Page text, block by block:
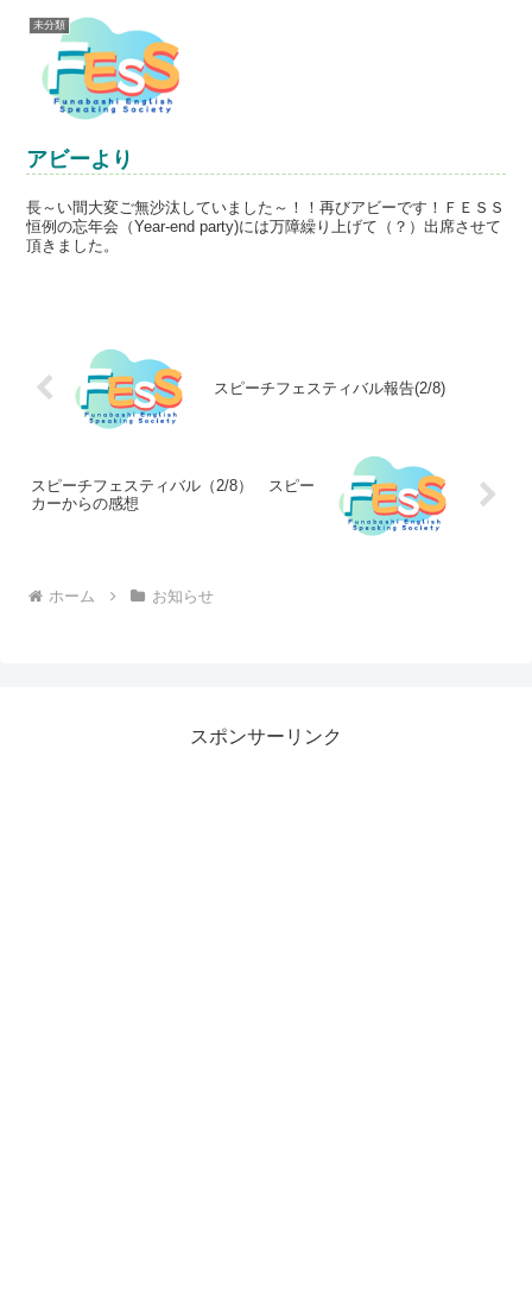
未分類
アビーより
長～い間大変ご無沙汰していました～！！再びアビーです！ＦＥＳＳ
恒例の忘年会（Year-end party)には万障繰り上げて（？）出席させて
頂きました。
スピーチフェスティバル報告(2/8)
スピーチフェスティバル（2/8） スピー
カーからの感想
ホーム お知らせ
スポンサーリンク